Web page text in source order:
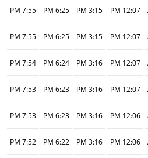
12:07 PM
3:15 PM
6:25 PM
7:55 PM
12:07 PM
3:15 PM
6:25 PM
7:55 PM
12:07 PM
3:16 PM
6:24 PM
7:54 PM
12:07 PM
3:16 PM
6:23 PM
7:53 PM
12:06 PM
3:16 PM
6:23 PM
7:53 PM
12:06 PM
3:16 PM
6:22 PM
7:52 PM